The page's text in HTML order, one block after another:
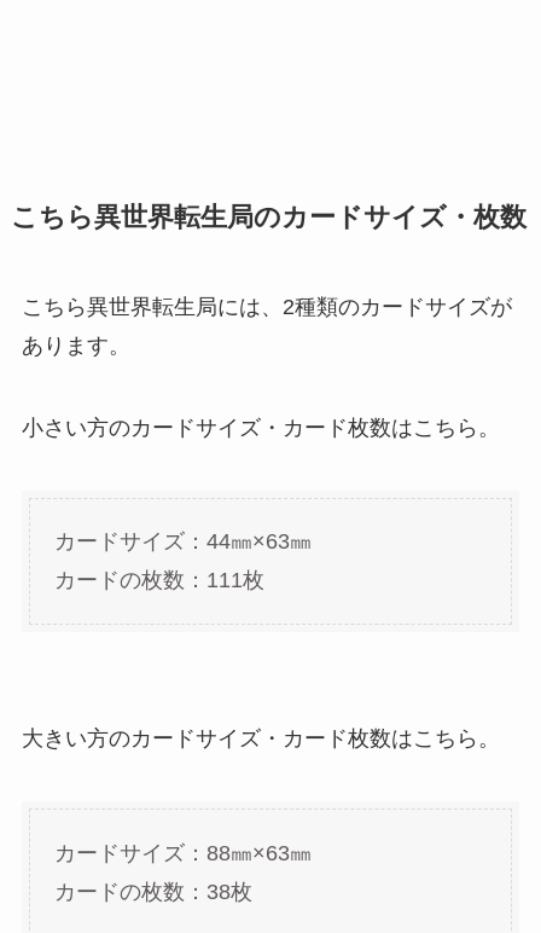
こちら異世界転生局のカードサイズ・枚数
こちら異世界転生局には、2種類のカードサイズが
あります。
小さい方のカードサイズ・カード枚数はこちら。
カードサイズ：44㎜×63㎜
カードの枚数：111枚
大きい方のカードサイズ・カード枚数はこちら。
カードサイズ：88㎜×63㎜
カードの枚数：38枚